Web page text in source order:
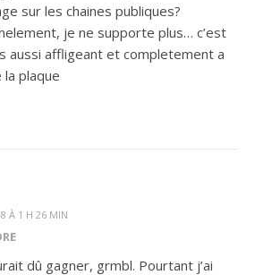
sur les chaines publiques?
je ne supporte plus… c’est
aussi affligeant et completement a
plaque
À 1 H 26 MIN
dû gagner, grmbl. Pourtant j’ai